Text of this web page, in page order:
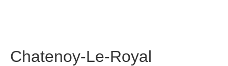
Chatenoy-Le-Royal